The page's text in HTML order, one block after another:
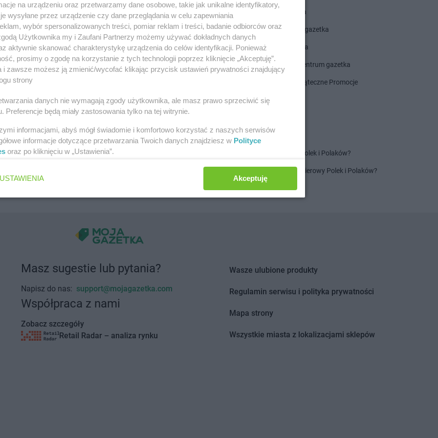
Lidl gazetka
Kaufland gazetka
PEPCO gazetka
Netto gazetka
ALDI gazetka
ROSSMANN gazetka
Dealz gazetka
Delikatesy Centrum gazetka
Gazetka Świąteczne Promocje
Jakie są ulubione płatki owsiane Polek i Polaków? Jaki jest ulubiony szampon Polek i Polaków?
Jaki jest ulubiony ręcznik papierowy Polek i Polaków?
Masz sugestie lub pytania?
Napisz do nas: support@mojagazetka.com
Współpraca z nami
Zobacz szczegóły
Retail Radar – analiza rynku
Wasze ulubione produkty
Regulamin serwisu i polityka prywatności
Mapa strony
Wszystkie miasta z lokalizacjami sklepów
na urządzeniu oraz przetwarzamy dane osobowe, takie jak unikalne identyfikatory,
wysyłane przez urządzenie czy dane przeglądania w celu zapewniania
wybór spersonalizowanych treści, pomiar reklam i treści, badanie odbiorców oraz
Użytkownika my i Zaufani Partnerzy możemy używać dokładnych danych
aktywnie skanować charakterystykę urządzenia do celów identyfikacji. Ponieważ
prosimy o zgodę na korzystanie z tych technologii poprzez kliknięcie „Akceptuję”.
i zawsze możesz ją zmienić/wycofać klikając przycisk ustawień prywatności znajdujący
strony
danych nie wymagają zgody użytkownika, ale masz prawo sprzeciwić się
Preferencje będą miały zastosowania tylko na tej witrynie.
informacjami, abyś mógł świadomie i komfortowo korzystać z naszych serwisów
informacje dotyczące przetwarzania Twoich danych znajdziesz w Polityce
oraz po kliknięciu w „Ustawienia”.
USTAWIENIA Akceptuję